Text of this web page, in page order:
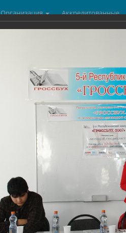
Организация
Аккредитованные
центры
ГроссБух. Молодой